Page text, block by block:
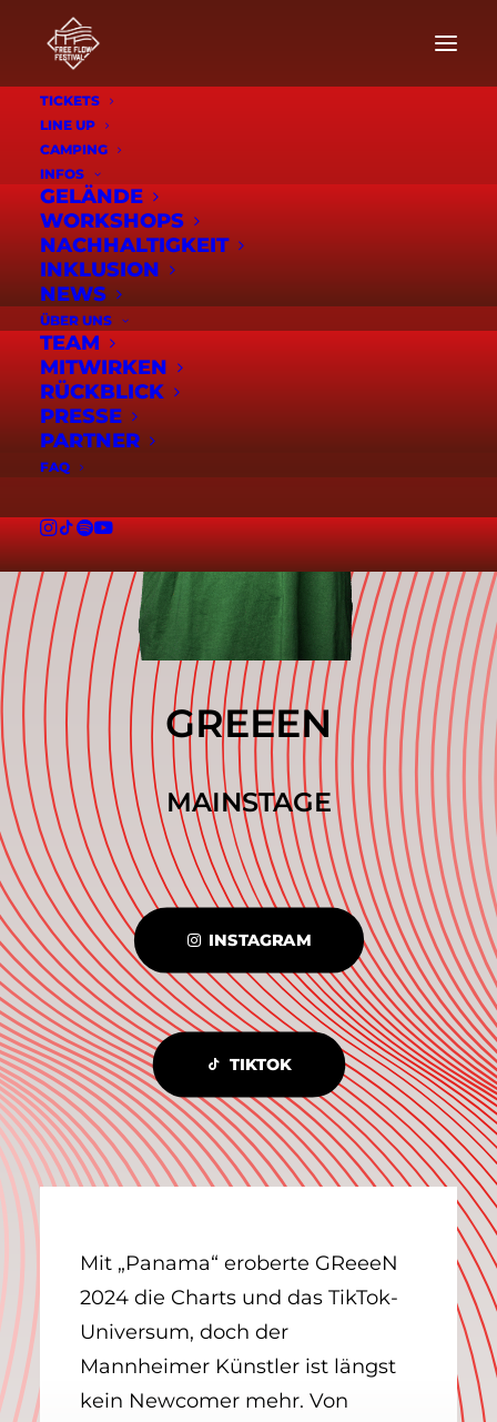
TICKETS
LINE UP
CAMPING
INFOS
GELÄNDE
WORKSHOPS
NACHHALTIGKEIT
INKLUSION
NEWS
ÜBER UNS
TEAM
MITWIRKEN
RÜCKBLICK
PRESSE
PARTNER
FAQ
GREEEN
MAINSTAGE
INSTAGRAM
TIKTOK
Mit „Panama“ eroberte GReeeN
2024 die Charts und das TikTok-
Universum, doch der
Mannheimer Künstler ist längst
kein Newcomer mehr. Von